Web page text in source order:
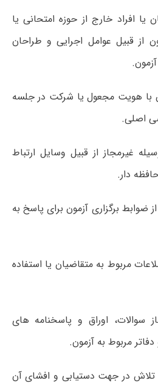
یا افراد خارج از حوزه امتحانی یا
از قبیل عوامل اجرایی و طراحان
با هویت مجعول یا شرکت در جلسه
اصلی.
غیرمجاز از قبیل وسایل ارتباط
دار.
برگزاری آزمون برای پاسخ به
مربوط به متقاضیان یا استفاده
سوالات، اوراق و پاسخنامه های
مربوط به آزمون.
تلاش در جهت دستیابی و افشای آن